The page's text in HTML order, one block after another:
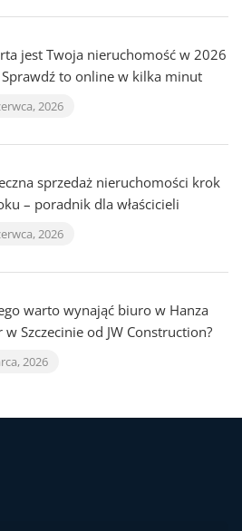
jest Twoja nieruchomość w 2026
Sprawdź to online w kilka minut
2026
sprzedaż nieruchomości krok
– poradnik dla właścicieli
2026
warto wynająć biuro w Hanza
w Szczecinie od JW Construction?
2026